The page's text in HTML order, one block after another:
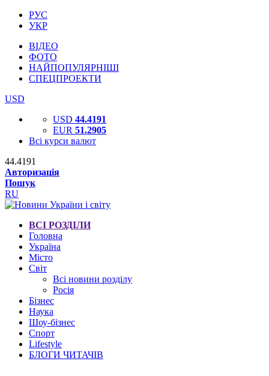
РУС
УКР
ВІДЕО
ФОТО
НАЙПОПУЛЯРНІШІ
СПЕЦПРОЕКТИ
USD
USD 44.4191
EUR 51.2905
Всі курси валют
44.4191
Авторизація
Пошук
RU
ВСІ РОЗДІЛИ
Головна
Україна
Місто
Світ
Всі новини розділу
Росія
Бізнес
Наука
Шоу-бізнес
Спорт
Lifestyle
БЛОГИ ЧИТАЧІВ